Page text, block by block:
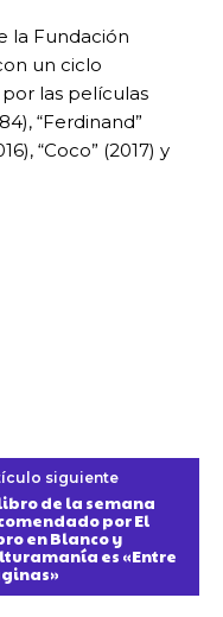
la Fundación
un ciclo
las películas
“Ferdinand”
“Coco” (2017) y
siguiente
de la semana
por El
en Blanco y
es «Entre